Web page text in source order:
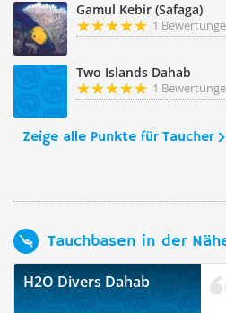
Gamul Kebir (Safaga)
1
Two Islands Dahab
1
Zeige alle Punkte für Taucher
Tauchbasen in der
H2O Divers Dahab